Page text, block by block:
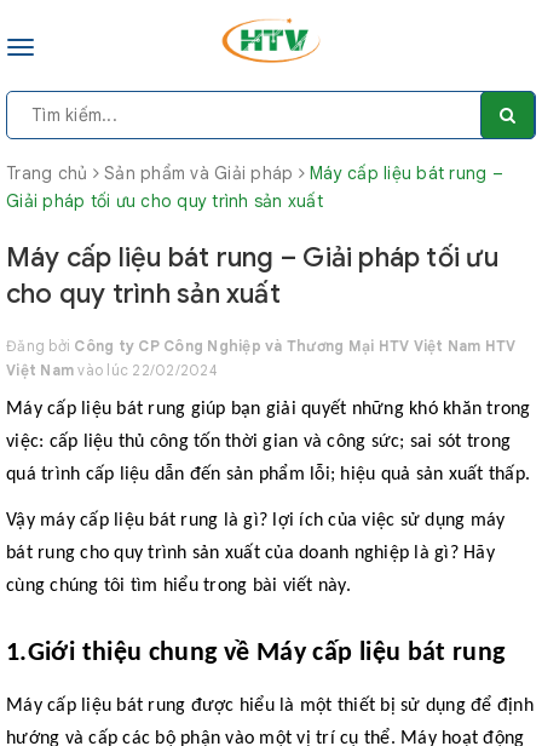
Toggle
Trang chủ Sản phẩm và Giải pháp
Máy cấp liệu bát rung –
Giải pháp tối ưu cho quy trình sản xuất
Máy cấp liệu bát rung – Giải pháp tối ưu
cho quy trình sản xuất
Đăng bởi Công ty CP Công Nghiệp và Thương Mại HTV Việt Nam HTV
Việt Nam vào lúc 22/02/2024
Máy cấp liệu bát rung giúp bạn giải quyết những khó khăn trong
việc: cấp liệu thủ công tốn thời gian và công sức; sai sót trong
quá trình cấp liệu dẫn đến sản phẩm lỗi; hiệu quả sản xuất thấp.
Vậy máy cấp liệu bát rung là gì? lợi ích của việc sử dụng máy
bát rung cho quy trình sản xuất của doanh nghiệp là gì? Hãy
cùng chúng tôi tìm hiểu trong bài viết này.
1.Giới thiệu chung về Máy cấp liệu bát rung
Máy cấp liệu bát rung được hiểu là một thiết bị sử dụng để định
hướng và cấp các bộ phận vào một vị trí cụ thể. Máy hoạt động